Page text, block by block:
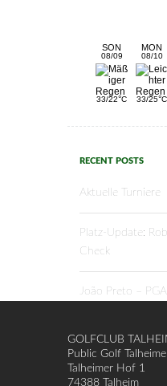
SON
08/09
MON
08/10
33/22°C 33/25°C
RECENT POSTS
Aktuelle Turniere
Platz-Update:
Check
João Preto –
GOLFCLUB
Public Golf
Talheimer Hof 1
74388 Talheim